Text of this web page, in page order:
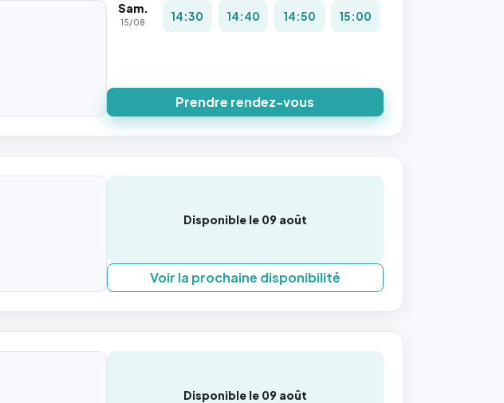
Sam.
15/08 14:30 14:40 14:50 15:00
Prendre rendez-vous
Disponible le 09 août
Voir la prochaine disponibilité
Disponible le 09 août